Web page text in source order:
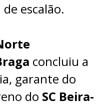
escalão.
concluiu a
garante do
do SC Beira-